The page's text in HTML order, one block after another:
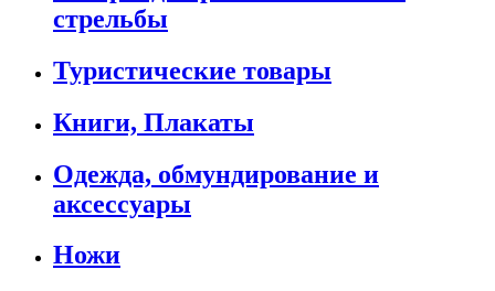
стрельбы
Туристические товары
Книги, Плакаты
Одежда, обмундирование и
аксессуары
Ножи